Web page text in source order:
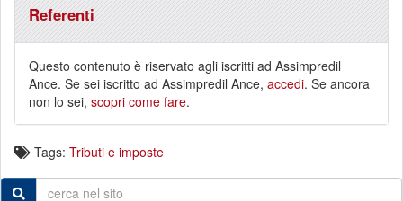
Referenti
Questo contenuto è riservato agli iscritti ad Assimpredil
Ance. Se sei iscritto ad Assimpredil Ance, accedi. Se ancora
non lo sei, scopri come fare.
Tags: Tributi e imposte